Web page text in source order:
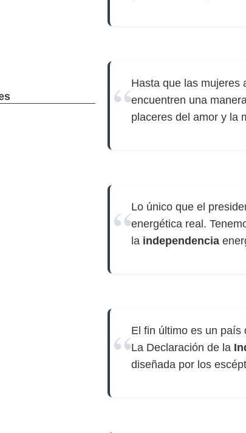
Hasta que las mujeres
encuentren una
placeres del amor y la
Lo único que el
energética real.
la independencia
El fin último es un país
La Declaración de la
diseñada por los